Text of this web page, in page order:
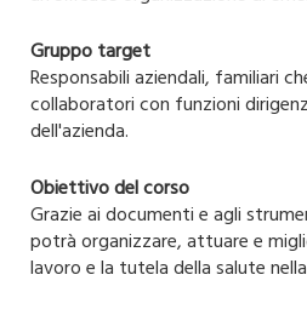
Gruppo target
Responsabili aziendali, familiari
collaboratori con funzioni
dell'azienda.
Obiettivo del corso
Grazie ai documenti e agli
potrà organizzare, attuare e
lavoro e la tutela della salute